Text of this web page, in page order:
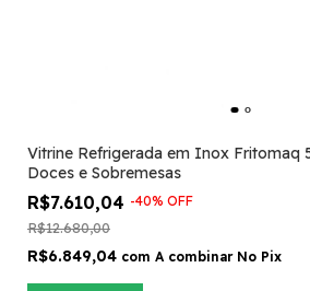
Vitrine Refrigerada em Inox Fritomaq
Doces e Sobremesas
R$7.610,04 -40% OFF
R$12.680,00
R$6.849,04 com A combinar No Pix